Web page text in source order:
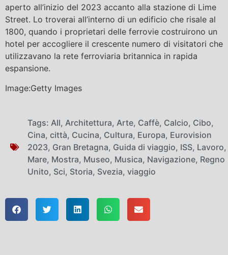
aperto all’inizio del 2023 accanto alla stazione di Lime
Street. Lo troverai all’interno di un edificio che risale al
1800, quando i proprietari delle ferrovie costruirono un
hotel per accogliere il crescente numero di visitatori che
utilizzavano la rete ferroviaria britannica in rapida
espansione.
Image:Getty Images
Tags: All, Architettura, Arte, Caffè, Calcio, Cibo,
Cina, città, Cucina, Cultura, Europa, Eurovision
2023, Gran Bretagna, Guida di viaggio, ISS, Lavoro,
Mare, Mostra, Museo, Musica, Navigazione, Regno
Unito, Sci, Storia, Svezia, viaggio